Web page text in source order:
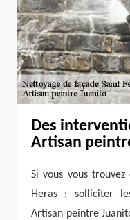
Des
Artisan
Si vous vous
Heras ; solliciter
Artisan peintre